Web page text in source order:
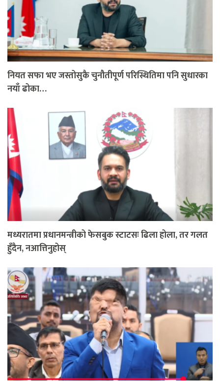
नियत सफा भए जस्तोसुकै चुनौतीपूर्ण परिस्थितिमा पनि सुधारका
नयाँ ढोका…
मध्यरातमा प्रधानमन्त्रीको फेसबुक स्टाटसः ढिला होला, तर गलत
हुँदैन, नआत्तिनुहोस्